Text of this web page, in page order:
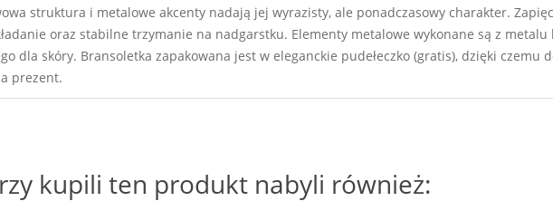
struktura i metalowe akcenty nadają jej wyrazisty, ale ponadczasowy charakter.
oraz stabilne trzymanie na nadgarstku. Elementy metalowe wykonane są z
dla skóry. Bransoletka zapakowana jest w eleganckie pudełeczko (gratis), dzięki czemu
prezent.
kupili ten produkt nabyli również: